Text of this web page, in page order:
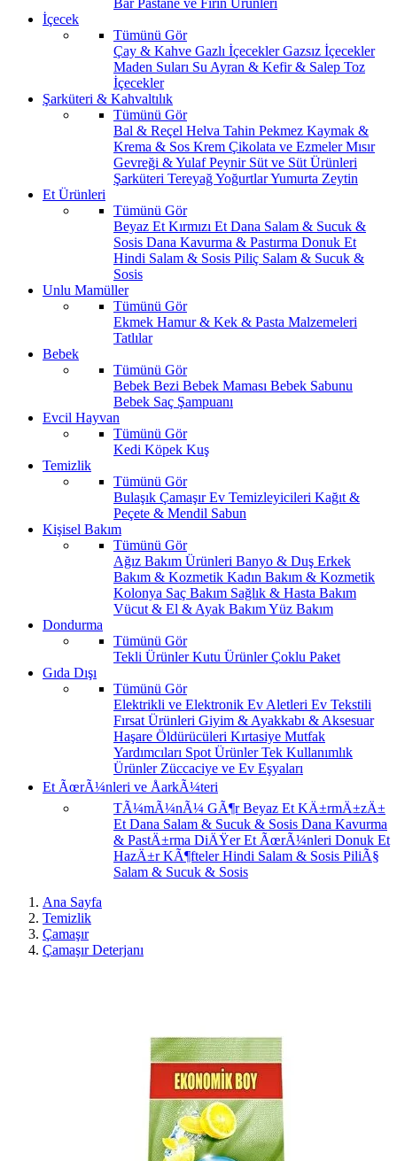
İçecek
Tümünü Gör
Çay & Kahve Gazlı İçeceklerGazsız İçecekler
Maden Suları Su Ayran & Kefir & Salep Toz
İçecekler
Şarküteri & Kahvaltılık
Tümünü Gör
Bal & Reçel Helva Tahin Pekmez Kaymak &
Krema & Sos Krem Çikolata ve EzmelerMısır
Gevreği & YulafPeynir Süt ve Süt Ürünleri
Şarküteri TereyağYoğurtlarYumurta Zeytin
Et Ürünleri
Tümünü Gör
Beyaz Et Kırmızı Et Dana Salam & Sucuk &
Sosis Dana Kavurma & Pastırma Donuk Et
Hindi Salam & Sosis Piliç Salam & Sucuk &
Sosis
Unlu Mamüller
Tümünü Gör
Ekmek Hamur & Kek & Pasta Malzemeleri
Tatlılar
Bebek
Tümünü Gör
Bebek Bezi Bebek Maması Bebek Sabunu
Bebek Saç Şampuanı
Evcil Hayvan
Tümünü Gör
Kedi Köpek Kuş
Temizlik
Tümünü Gör
Bulaşık ÇamaşırEv Temizleyicileri Kağıt &
Peçete & Mendil Sabun
Kişisel Bakım
Tümünü Gör
Ağız Bakım Ürünleri Banyo & Duş Erkek
Bakım & Kozmetik Kadın Bakım & Kozmetik
Kolonya Saç Bakım Sağlık & Hasta Bakım
Vücut & El & Ayak BakımYüz Bakım
Dondurma
Tümünü Gör
Tekli ÜrünlerKutu ÜrünlerÇoklu Paket
Gıda Dışı
Tümünü Gör
Elektrikli ve Elektronik Ev Aletleri Ev Tekstili
Fırsat Ürünleri Giyim & Ayakkabı & Aksesuar
Haşare Öldürücüleri Kırtasiye Mutfak
Yardımcıları Spot ÜrünlerTek Kullanımlık
Ürünler Züccaciye ve Ev Eşyaları
Et ÃœrÃ¼nleri ve ÅarkÃ¼teri
TÃ¼mÃ¼nÃ¼ GÃ¶rBeyaz Et KÄ±rmÄ±zÄ±
Et Dana Salam & Sucuk & Sosis Dana Kavurma
& PastÄ±rma DiÄŸer Et ÃœrÃ¼nleri Donuk Et
HazÄ±r KÃ¶ftelerHindi Salam & Sosis PiliÃ§
Salam & Sucuk & Sosis
Ana Sayfa
Temizlik
Çamaşır
Çamaşır Deterjanı